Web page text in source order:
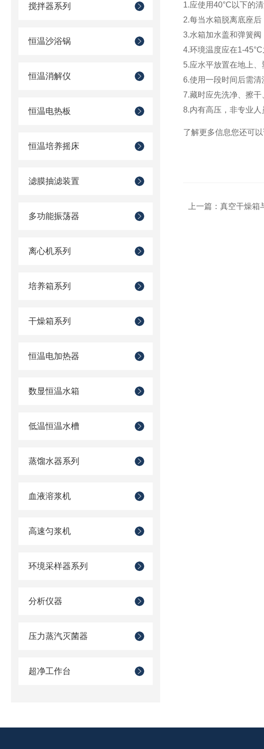
搅拌器系列
恒温沙浴锅
恒温消解仪
恒温电热板
恒温培养摇床
滤膜抽滤装置
多功能振荡器
离心机系列
培养箱系列
干燥箱系列
恒温电加热器
数显恒温水箱
低温恒温水槽
蒸馏水器系列
血液溶浆机
高速匀浆机
环境采样器系列
分析仪器
压力蒸汽灭菌器
超净工作台
1.应使用40°C以下的
2.每当水箱脱离底座后
3.水箱加水盖和弹簧阀
4.环境温度应在1-45°C
5.应水平放置在地上、
6.使用一段时间后需清
7.藏时应先洗净、擦干
8.内有高压，非专业人
了解更多信息您还可以
上一篇： 真空干燥箱